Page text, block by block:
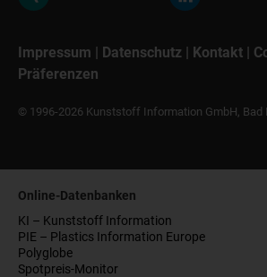
Impressum | Datenschutz | Kontakt |
Präferenzen
© 1996-2026 Kunststoff Information GmbH, Bad
Online-Datenbanken
KI – Kunststoff Information
PIE – Plastics Information Europe
Polyglobe
Spotpreis-Monitor